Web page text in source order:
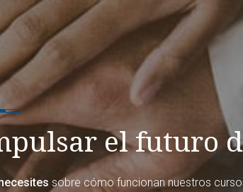
el futuro
sobre cómo funcionan nuestros